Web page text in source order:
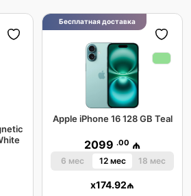
Apple iPhone 16 128 GB Teal
2099 .00 ₼
6 мес 12 мес 18 мес
x174.92₼
Бесплатная доставка